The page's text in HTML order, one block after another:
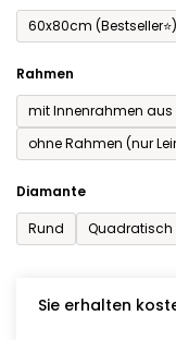
60x80cm (Bestseller⭐)
Rahmen
mit Innenrahmen aus
ohne Rahmen (nur
Diamante
Rund
Quadratisch
Sie erhalten